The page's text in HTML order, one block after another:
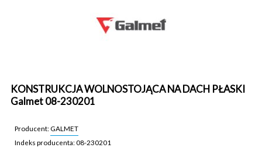
KONSTRUKCJA WOLNOSTOJĄCA NA DACH PŁASKI
Galmet 08-230201
Producent: GALMET
Indeks producenta: 08-230201